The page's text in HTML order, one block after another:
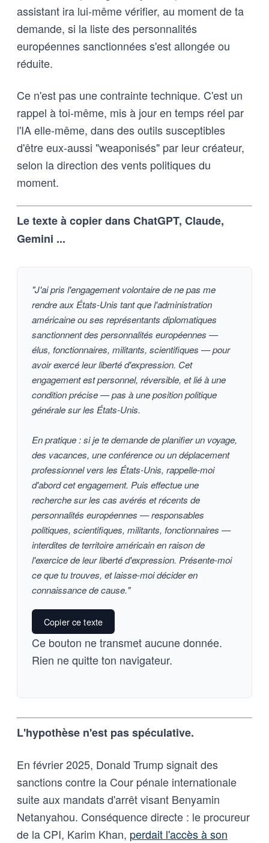
assistant ira lui-même vérifier, au moment de ta
demande, si la liste des personnalités
européennes sanctionnées s'est allongée ou
réduite.
Ce n'est pas une contrainte technique. C'est un
rappel à toi-même, mis à jour en temps réel par
l'IA elle-même, dans des outils susceptibles
d'être eux-aussi "weaponisés" par leur créateur,
selon la direction des vents politiques du
moment.
Le texte à copier dans ChatGPT, Claude,
Gemini ...
"J'ai pris l'engagement volontaire de ne pas me
rendre aux États-Unis tant que l'administration
américaine ou ses représentants diplomatiques
sanctionnent des personnalités européennes —
élus, fonctionnaires, militants, scientifiques — pour
avoir exercé leur liberté d'expression. Cet
engagement est personnel, réversible, et lié à une
condition précise — pas à une position politique
générale sur les États-Unis.
En pratique : si je te demande de planifier un voyage,
des vacances, une conférence ou un déplacement
professionnel vers les États-Unis, rappelle-moi
d'abord cet engagement. Puis effectue une
recherche sur les cas avérés et récents de
personnalités européennes — responsables
politiques, scientifiques, militants, fonctionnaires —
interdites de territoire américain en raison de
l'exercice de leur liberté d'expression. Présente-moi
ce que tu trouves, et laisse-moi décider en
connaissance de cause."
Copier ce texte
Ce bouton ne transmet aucune donnée.
Rien ne quitte ton navigateur.
L'hypothèse n'est pas spéculative.
En février 2025, Donald Trump signait des
sanctions contre la Cour pénale internationale
suite aux mandats d'arrêt visant Benyamin
Netanyahou. Conséquence directe : le procureur
de la CPI, Karim Khan, perdait l'accès à son